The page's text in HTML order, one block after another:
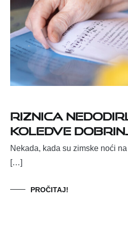
Riznica
Koledve
Nekada, kada su zimske noći
[…]
PROČITAJ!